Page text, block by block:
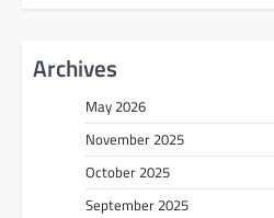
Archives
May 2026
November 2025
October 2025
September 2025